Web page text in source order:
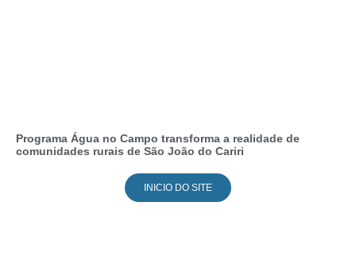
Programa Água no Campo transforma a realidade de
comunidades rurais de São João do Cariri
INICIO DO SITE